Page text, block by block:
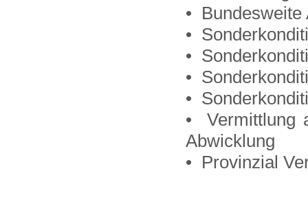
• Bundesweite
•
•
•
•
• Vermittlung
Abwicklung
• Provinzial